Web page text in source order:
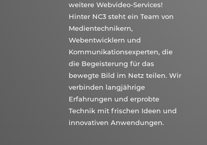
weitere Webvideo-Services!
Hinter NC3 steht ein Team von
Medientechnikern,
Webentwicklern und
Kommunikationsexperten, die
die Begeisterung für das
bewegte Bild im Netz teilen. Wir
verbinden langjährige
Erfahrungen und erprobte
Technik mit frischen Ideen und
innovativen Anwendungen.